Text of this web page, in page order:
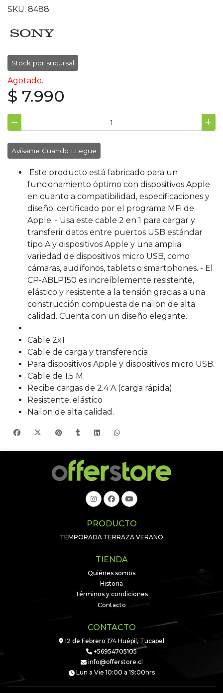
SKU: 8488
Stock por sucursal
Agotado.
$ 7.990
Avísame Cuando LLegue
Este producto está fabricado para un
funcionamiento óptimo con dispositivos Apple
en cuanto a compatibilidad, especificaciones y
diseño; certificado por el programa MFi de
Apple. - Usa este cable 2 en 1 para cargar y
transferir datos entre puertos USB estándar
tipo A y dispositivos Apple y una amplia
variedad de dispositivos micro USB, como
cámaras, audífonos, tablets o smartphones. - El
CP-ABLP150 es increíblemente resistente,
elástico y resistente a la tensión gracias a una
construcción compuesta de nailon de alta
calidad. Cuenta con un diseño elegante.
Cable 2x1
Cable de carga y transferencia
Para dispositivos Apple y dispositivos micro USB.
Cable de 1.5 M.
Recibe cargas de 2.4 A (carga rápida)
Resistente, elástico
Nailon de alta calidad.
PRODUCTO
TEMPORADA TERRAZA VERANO
TIENDA
Quiénes somos
Historia
Términos y condiciones
Contacto
CONTACTO
12 de Febrero 174 Huépil, Tucapel
+56954705105
info@offerstore.cl
Lun a Vie 10:00 a 19:00hrs